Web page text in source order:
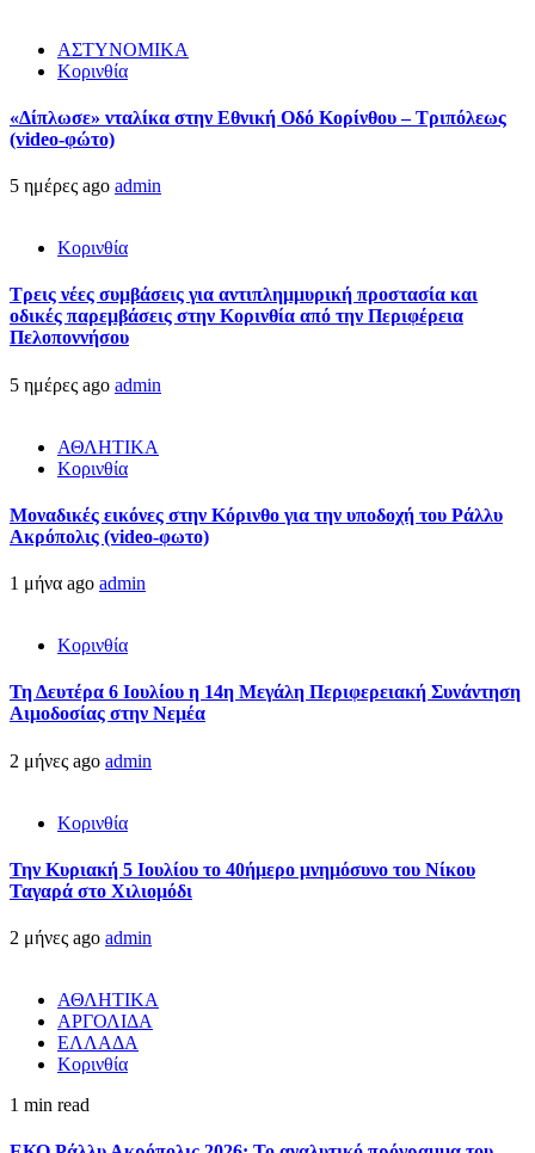
ΑΣΤΥΝΟΜΙΚΑ
Κορινθία
«Δίπλωσε» νταλίκα στην Εθνική Oδό Κορίνθου – Τριπόλεως
(video-φώτο)
5 ημέρες ago admin
Κορινθία
Τρεις νέες συμβάσεις για αντιπλημμυρική προστασία και
οδικές παρεμβάσεις στην Κορινθία από την Περιφέρεια
Πελοποννήσου
5 ημέρες ago admin
ΑΘΛΗΤΙΚΑ
Κορινθία
Μοναδικές εικόνες στην Κόρινθο για την υποδοχή του Ράλλυ
Ακρόπολις (video-φωτο)
1 μήνα ago admin
Κορινθία
Τη Δευτέρα 6 Ιουλίου η 14η Μεγάλη Περιφερειακή Συνάντηση
Αιμοδοσίας στην Νεμέα
2 μήνες ago admin
Κορινθία
Την Κυριακή 5 Ιουλίου το 40ήμερο μνημόσυνο του Νίκου
Ταγαρά στο Χιλιομόδι
2 μήνες ago admin
ΑΘΛΗΤΙΚΑ
ΑΡΓΟΛΙΔΑ
ΕΛΛΑΔΑ
Κορινθία
1 min read